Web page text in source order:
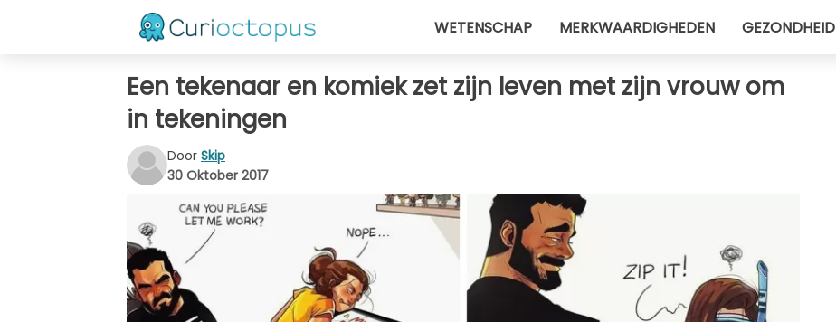
WETENSCHAP MERKWAARDIGHEDEN GEZONDHEID
Een tekenaar en komiek zet zijn leven met zijn vrouw om
in tekeningen
Door Skip
30 Oktober 2017